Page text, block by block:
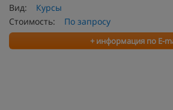
Вид:
Курсы
Стоимость:
По запросу
+ информация по E-